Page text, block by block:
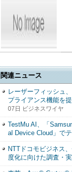
関連ニュース
レーザーフィッシュ
プライアンス機能を
07日 ビジネスワイヤ
TestMu AI、「
al Device Cloud」で
NTTドコモビジネス
度化に向けた調査・